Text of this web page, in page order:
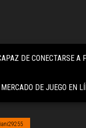
DE CONECTARSE A
DE JUEGO EN